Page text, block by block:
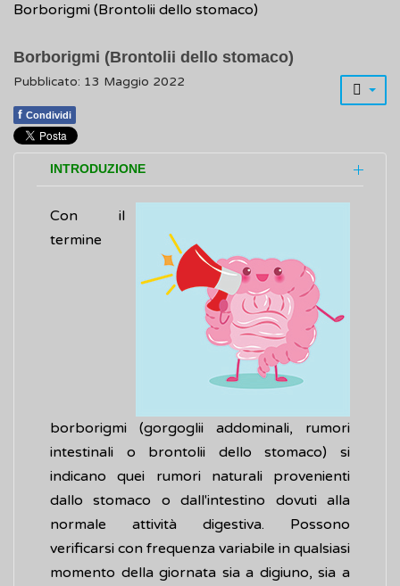
Borborigmi (Brontolii dello stomaco)
Borborigmi (Brontolii dello stomaco)
Pubblicato: 13 Maggio 2022
f Condividi
INTRODUZIONE
Con il
termine
borborigmi (gorgoglii addominali, rumori
intestinali o brontolii dello stomaco) si
indicano quei rumori naturali provenienti
dallo stomaco o dall'intestino dovuti alla
normale attività digestiva. Possono
verificarsi con frequenza variabile in qualsiasi
momento della giornata sia a digiuno, sia a